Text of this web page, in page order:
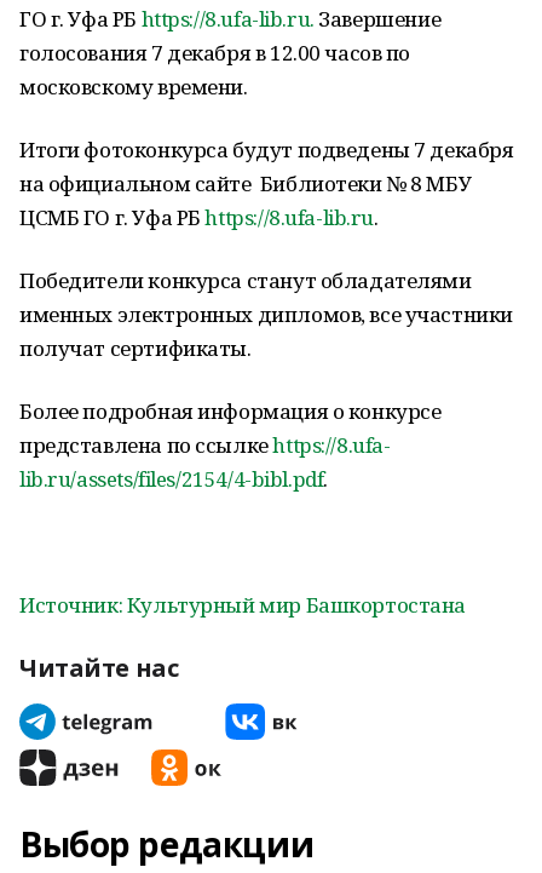
ГО г. Уфа РБ https://8.ufa-lib.ru. Завершение
голосования 7 декабря в 12.00 часов по
московскому времени.
Итоги фотоконкурса будут подведены 7 декабря
на официальном сайте Библиотеки № 8 МБУ
ЦСМБ ГО г. Уфа РБhttps://8.ufa-lib.ru.
Победители конкурса станут обладателями
именных электронных дипломов, все участники
получат сертификаты.
Более подробная информация о конкурсе
представлена по ссылкеhttps://8.ufa-
lib.ru/assets/files/2154/4-bibl.pdf.
Источник: Культурный мир Башкортостана
Читайте нас
Выбор редакции